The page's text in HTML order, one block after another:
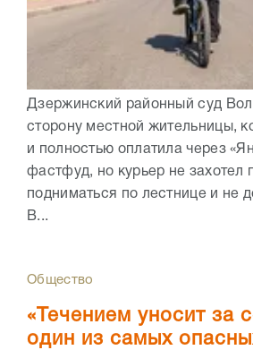
Дзержинский районный суд
сторону местной жительницы,
и полностью оплатила через
фастфуд, но курьер не захотел
подниматься по лестнице и не
В...
Общество
«Течением уносит за
один из самых